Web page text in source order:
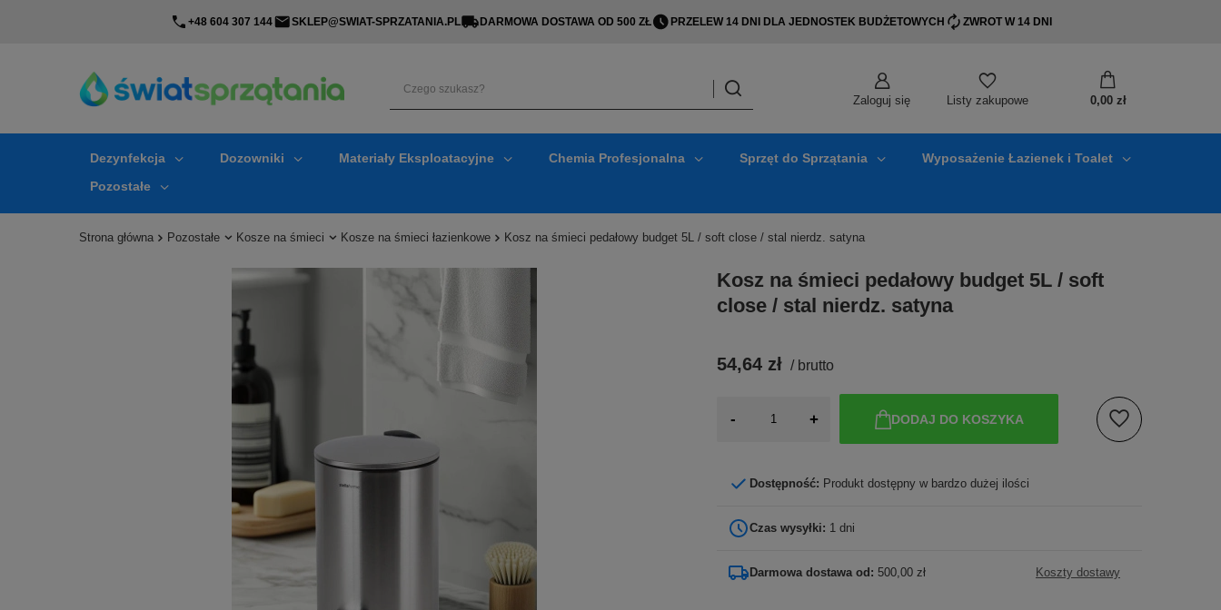
+48 604 307 144 SKLEP@SWIAT-SPRZATANIA.PL DARMOWA DOSTAWA OD 500 ZŁ PRZELEW 14 DNI DLA JEDNOSTEK BUDŻETOWYCH ZWROT W 14 DNI
Zaloguj się Listy zakupowe 0,00 zł
Dezynfekcja Dozowniki Materiały Eksploatacyjne Chemia Profesjonalna Sprzęt do Sprzątania
Wyposażenie Łazienek i Toalet
Pozostałe
Strona główna Pozostałe Kosze na śmieci Kosze na śmieci łazienkowe Kosz na śmieci pedałowy budget 5L / soft close / stal nierdz. satyna
Kosz na śmieci pedałowy budget 5L / soft
close / stal nierdz. satyna
54,64 zł / brutto
- + DODAJ DO KOSZYKA
Dostępność: Produkt dostępny w bardzo dużej ilości
Czas wysyłki: 1 dni
Darmowa dostawa od: 500,00 zł Koszty dostawy